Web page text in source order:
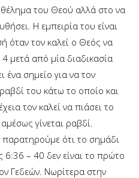
του Θεού αλλά στο να
Η εμπειρία του είναι
όταν τον καλεί ο Θεός να
μετά από μία διαδικασία
ένα σημείο για να τον
του κάτω το οποίο και
τον καλεί να πιάσει το
γίνεται ραβδί.
ότι το σημάδι
6:36 – 40 δεν είναι το πρώτο
Γεδεών. Νωρίτερα στην